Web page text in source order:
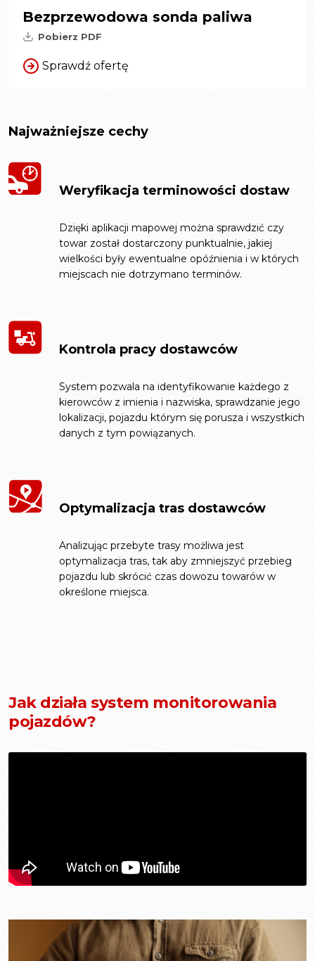
Bezprzewodowa sonda paliwa
Pobierz PDF
Sprawdź ofertę
Najważniejsze cechy
Weryfikacja terminowości dostaw
Dzięki aplikacji mapowej można sprawdzić czy
towar został dostarczony punktualnie, jakiej
wielkości były ewentualne opóźnienia i w których
miejscach nie dotrzymano terminów.
Kontrola pracy dostawców
System pozwala na identyfikowanie każdego z
kierowców z imienia i nazwiska, sprawdzanie jego
lokalizacji, pojazdu którym się porusza i wszystkich
danych z tym powiązanych.
Optymalizacja tras dostawców
Analizując przebyte trasy możliwa jest
optymalizacja tras, tak aby zmniejszyć przebieg
pojazdu lub skrócić czas dowozu towarów w
określone miejsca.
Jak działa system monitorowania
pojazdów?